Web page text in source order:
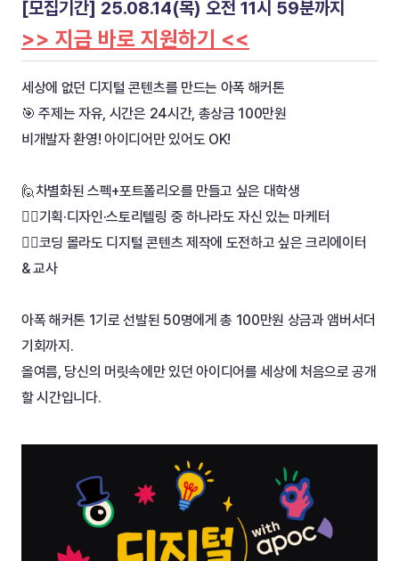
[모집기간] 25.08.14(목) 오전 11시 59분까지
>> 지금 바로 지원하기 <<
세상에 없던 디지털 콘텐츠를 만드는 아폭 해커톤
🎯 주제는 자유, 시간은 24시간, 총상금 100만원
비개발자 환영! 아이디어만 있어도 OK!
🙋차별화된 스펙+포트폴리오를 만들고 싶은 대학생
🙋‍♂️기획·디자인·스토리텔링 중 하나라도 자신 있는 마케터
🙋‍♀️코딩 몰라도 디지털 콘텐츠 제작에 도전하고 싶은 크리에이터
& 교사
아폭 해커톤 1기로 선발된 50명에게 총 100만원 상금과 앰버서더
기회까지.
올여름, 당신의 머릿속에만 있던 아이디어를 세상에 처음으로 공개
할 시간입니다.